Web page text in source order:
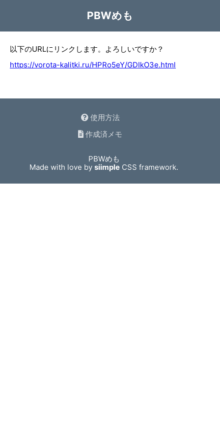
PBWめも
以下のURLにリンクします。よろしいですか？
https://vorota-kalitki.ru/HPRo5eY/GDIkO3e.html
使用方法
作成済メモ
PBWめも
Made with love bysiimple CSS framework.